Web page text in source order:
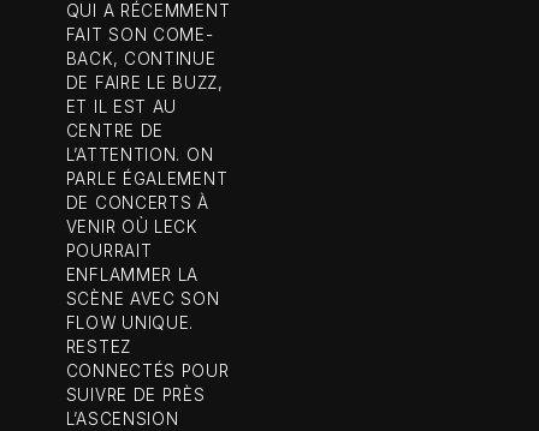
QUI A RÉCEMMENT
FAIT SON COME-
BACK, CONTINUE
DE FAIRE LE BUZZ,
ET IL EST AU
CENTRE DE
L’ATTENTION. ON
PARLE ÉGALEMENT
DE CONCERTS À
VENIR OÙ LECK
POURRAIT
ENFLAMMER LA
SCÈNE AVEC SON
FLOW UNIQUE.
RESTEZ
CONNECTÉS POUR
SUIVRE DE PRÈS
L’ASCENSION